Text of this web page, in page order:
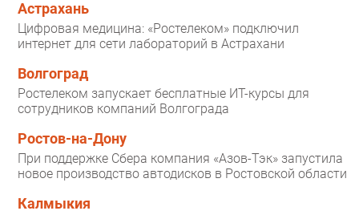
Астрахань
Цифровая медицина: «Ростелеком» подключил
интернет для сети лабораторий в Астрахани
Волгоград
Ростелеком запускает бесплатные ИТ-курсы для
сотрудников компаний Волгограда
Ростов-на-Дону
При поддержке Сбера компания «Азов-Тэк» запустила
новое производство автодисков в Ростовской области
Калмыкия